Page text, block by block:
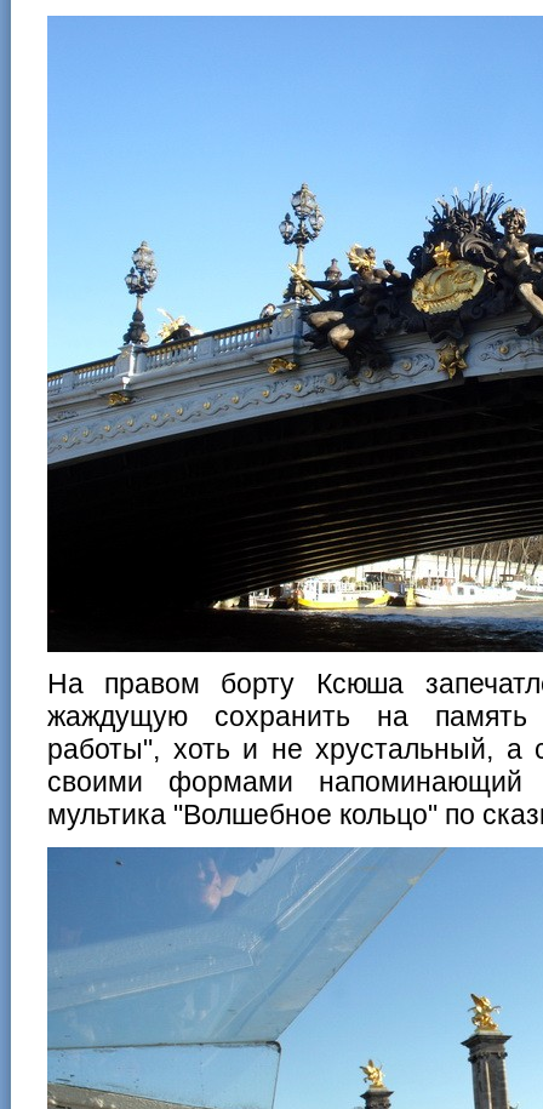
На правом борту Ксюша
жаждущую сохранить на
работы", хоть и не хрустальный, а
своими формами напоминающий
мультика "Волшебное кольцо" по